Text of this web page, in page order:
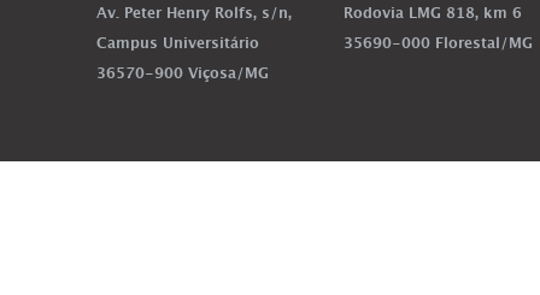
Av. Peter Henry Rolfs, s/n,
Campus Universitário
36570-900 Viçosa/MG
Rodovia LMG 818, km 6
35690-000 Florestal/MG